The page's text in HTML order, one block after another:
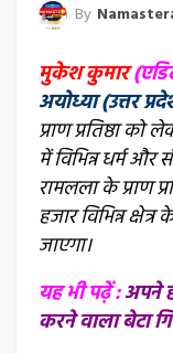
By
मुकेश कुमार
अयोध्या (उत्तर
प्राण प्रतिष्ठा
में विभिन्न धर्म
रामलला के प्राण
हजार विभिन्न
जाएगा।
यह भी पढ़ें :अपने
करने वाला बेटा